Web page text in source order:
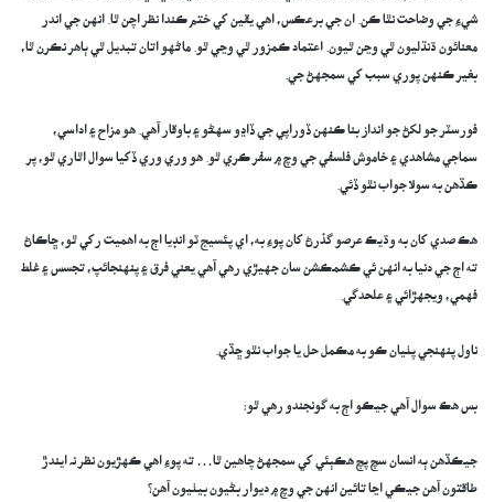
شيءِ جي وضاحت نٿا ڪن. ان جي برعڪس، اهي يقين کي ختم ڪندا نظر اچن ٿا. انهن جي اندر
معنائون ڌنڌليون ٿي وڃن ٿيون. اعتماد ڪمزور ٿي وڃي ٿو. ماڻهو اتان تبديل ٿي ٻاهر نڪرن ٿا،
بغير ڪنهن پوري سبب کي سمجهڻ جي.
​فورسٽر جو لکڻ جو انداز بنا ڪنهن ڏوراپي جي ڏاڍو سهڻو ۽ باوقار آهي. هو مزاح ۽ اداسي،
سماجي مشاهدي ۽ خاموش فلسفي جي وچ ۾ سفر ڪري ٿو. هو وري وري ڏکيا سوال اٿاري ٿو، پر
ڪڏهن به سولا جواب نٿو ڏئي.
​هڪ صدي کان به وڌيڪ عرصو گذرڻ کان پوءِ به، اي پئسيج ٽو انڊيا اڄ به اهميت رکي ٿو، ڇاڪاڻ
ته اڄ جي دنيا به انهن ئي ڪشمڪشن سان جهيڙي رهي آهي يعني فرق ۽ پنهنجائپ، تجسس ۽ غلط
فهمي، ويجهڙائي ۽ علحدگي.
​ناول پنهنجي پٺيان ڪو به مڪمل حل يا جواب نٿو ڇڏي.
​بس هڪ سوال آهي جيڪو اڄ به گونجندو رهي ٿو:
​جيڪڏهن ٻه انسان سچ پچ هڪٻئي کي سمجهڻ چاهين ٿا… ته پوءِ اهي ڪهڙيون نظر نہ ايندڙ
طاقتون آهن جيڪي اڃا تائين انهن جي وچ ۾ ديوار بڻيون بيٺيون آهن؟